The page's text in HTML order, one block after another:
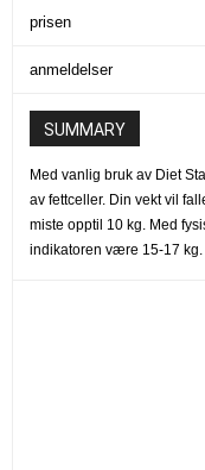
prisen
anmeldelser
SUMMARY
Med vanlig bruk av Diet
av fettceller. Din vekt vil
miste opptil 10 kg. Med
indikatoren være 15-17 kg.